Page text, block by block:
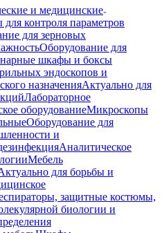
и медицинские
контроля параметров
для зерновых
Оборудование для
шкафы и боксы
эндоскопов и
назначенияАктуально для
Лабораторное
оборудованиеМикроскопы
Оборудование для
и
Аналитическое
Мебель
для борьбы и
защитные костюмы,
биологии и